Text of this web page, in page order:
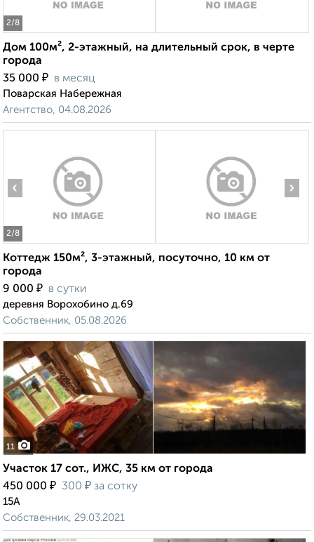
2/8
Дом 100м², 2-этажный, на длительный срок, в черте
города
35 000 ₽ в месяц
Поварская Набережная
Агентство, 04.08.2026
2/8
‹ ›
Коттедж 150м², 3-этажный, посуточно, 10 км от
города
9 000 ₽ в сутки
деревня Ворохобино д.69
Собственник, 05.08.2026
11
Участок 17 сот., ИЖС, 35 км от города
450 000 ₽ 300 ₽ за сотку
15А
Собственник, 29.03.2021